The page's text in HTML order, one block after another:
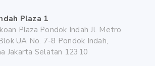
Plaza 1
Plaza Pondok Indah Jl. Metro
UA No. 7-8 Pondok Indah,
Jakarta Selatan 12310